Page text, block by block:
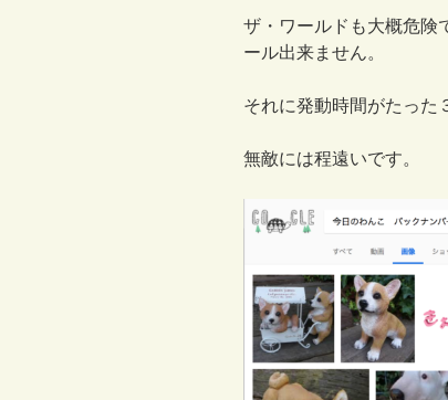
ザ・ワールドも大概危険
ール出来ません。
それに発動時間がたった
無敵には程遠いです。